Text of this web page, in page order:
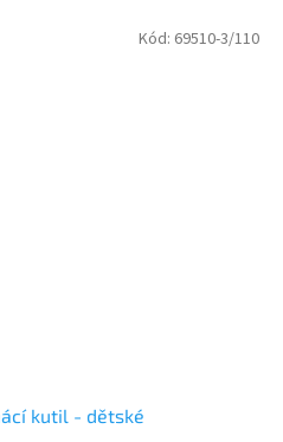
kutil - dětské
Kód: 69510-3/110